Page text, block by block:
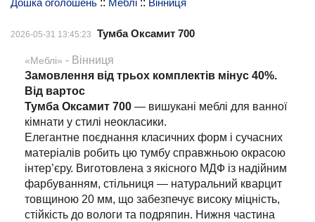
Дошка оголошень :: Меблі :: Вінниця
2026-05-31 13:45:23 Тумба Оксамит 700
«Меблі» - Вінниця
Замовлення від трьох комплектів мінус 40%.
Від вартос
Тумба Оксамит 700 — вишукані меблі для ванної
кімнати у стилі неокласики.
Елегантне поєднання класичних форм і сучасних
матеріалів робить цю тумбу справжньою окрасою
інтер’єру. Виготовлена з якісного МДФ із надійним
фарбуванням, стільниця — натуральний кварцит
товщиною 20 мм, що забезпечує високу міцність,
стійкість до вологи та подряпин. Нижня частина